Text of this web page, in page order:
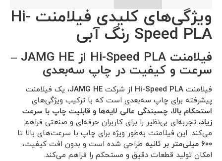
ویژگی‌های کلیدی فیلامنت Hi-
Speed PLA رنگ آبی
فیلامنت Hi-Speed PLA از JAMG HE –
سرعت و کیفیت در چاپ سه‌بعدی
فیلامنت Hi-Speed PLA از شرکت JAMG HE، یک فیلامنت
پیشرفته برای چاپ سه‌بعدی است که با ترکیب ویژگی‌های
استحکام بالا، چسبندگی عالی لایه‌ها و قابلیت چاپ با سرعت
زیاد، تجربه‌ای بی‌نظیر را برای کاربران حرفه‌ای و صنعتی فراهم
می‌کند. این فیلامنت به‌طور ویژه برای چاپ با سرعت‌های بالا تا
600 میلی‌متر بر ثانیه
طراحی شده است و بدون افت کیفیت،
امکان تولید قطعات دقیق و مستحکم را فراهم می‌کند.